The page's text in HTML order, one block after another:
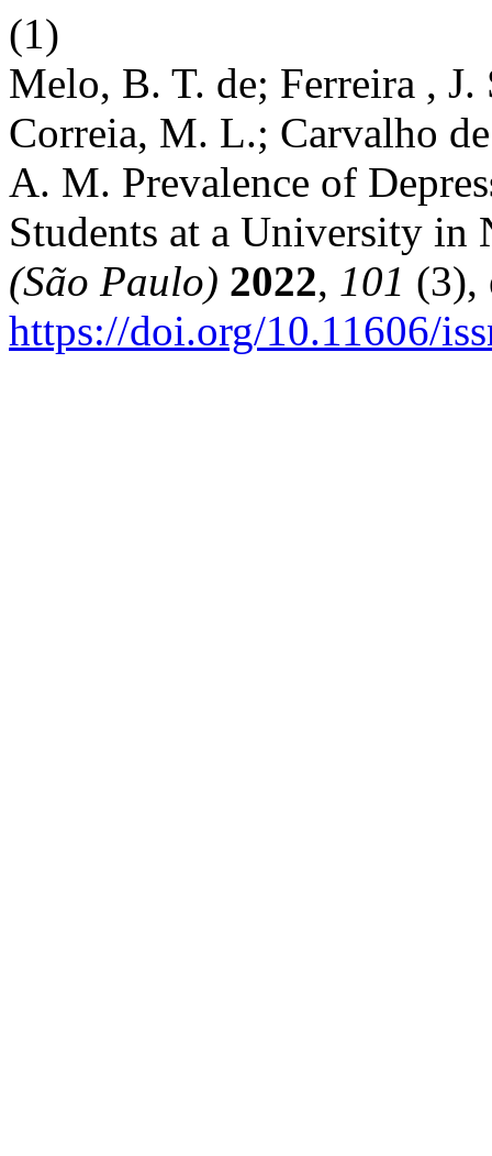
(1)
Melo, B. T. de; Ferreira ,
Correia, M. L.; Carvalho
A. M. Prevalence of
Students at a University in
(São Paulo) 2022, 101 (3),
https://doi.org/10.11606/